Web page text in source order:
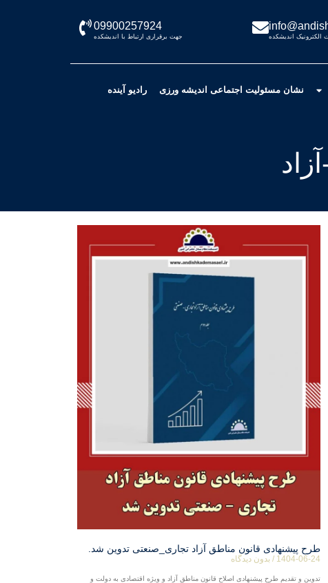
الکترونیک اندیشکده
09900257924
جهت برقراری ارتباط با اندیشکده
نشان مسئولیت اجتماعی اندیشه ورزی رادیو آینده
طرح پیشنهادی قانون مناطق آزاد تجاری_صنعتی تدوین شد.
1404-06-24 بدون دیدگاه
تدوین و تقدیم طرح پیشنهادی اصلاح قانون مناطق آزاد و ویژه اقتصادی به دولت و